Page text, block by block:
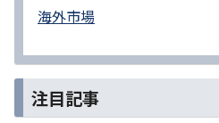
海外市場
注目記事